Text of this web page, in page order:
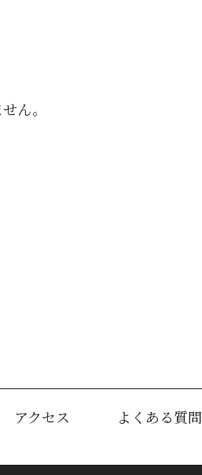
ん。
アクセス よくある質問